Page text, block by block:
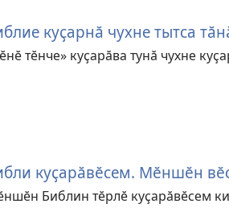
куҫарнӑ чухне тытса
тӗнче» куҫарӑва тунӑ чухне
куҫарӑвӗсем. Мӗншӗн
Библин тӗрлӗ куҫарӑвӗсем